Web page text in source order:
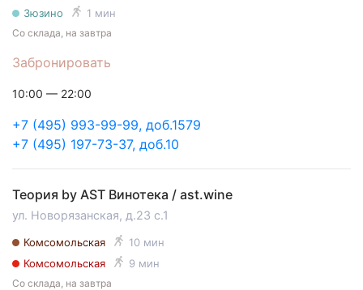
Зюзино 1 мин
Забронировать
Со склада, на завтра
+7 (495) 993-99-99, доб.1579
+7 (495) 197-73-37, доб.10
10:00 — 22:00
Теория by AST Винотека / ast.wine
ул. Новорязанская, д.23 с.1
Комсомольская
10 мин
Комсомольская
9 мин
Со склада, на завтра